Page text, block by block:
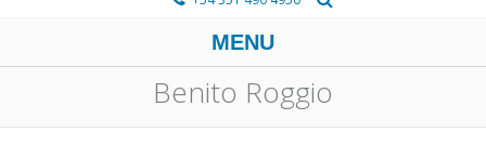
MENU
Benito Roggio